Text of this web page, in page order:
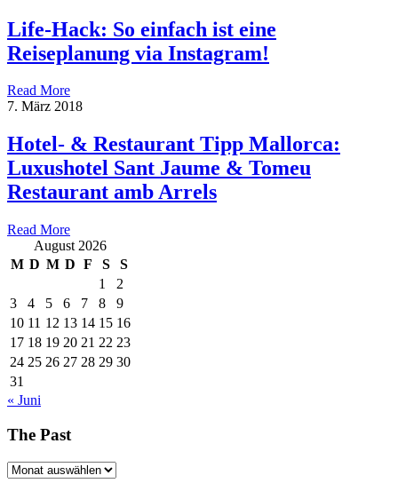
Life-Hack: So einfach ist eine
Reiseplanung via Instagram!
Read More
7. März 2018
Hotel- & Restaurant Tipp Mallorca:
Luxushotel Sant Jaume & Tomeu
Restaurant amb Arrels
Read More
August 2026
M D M D F S
S
1
2
3
4 5 6 7 8
9
10 11 12 13 14 15 16
17 18 19 20 21 22 23
24 25 26 27 28 29 30
31
« Juni
The Past
The